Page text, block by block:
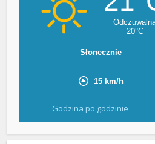
Godzina po godzinie